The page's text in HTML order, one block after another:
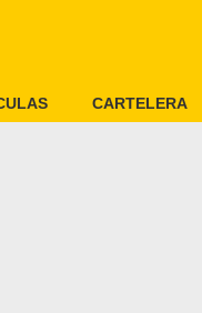
CARTELERA